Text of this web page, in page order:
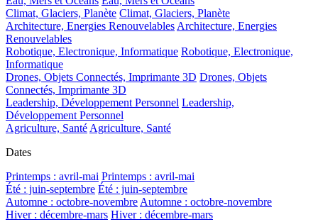
Climat, Glaciers, Planète Climat, Glaciers, Planète
Architecture, Energies RenouvelablesArchitecture, Energies
Renouvelables
Robotique, Electronique, Informatique Robotique, Electronique,
Informatique
Drones, Objets Connectés, Imprimante 3D Drones, Objets
Connectés, Imprimante 3D
Leadership, Développement Personnel Leadership,
Développement Personnel
Agriculture, SantéAgriculture, Santé
Dates
Printemps : avril-mai Printemps : avril-mai
Été : juin-septembre Été : juin-septembre
Automne : octobre-novembreAutomne : octobre-novembre
Hiver : décembre-mars Hiver : décembre-mars